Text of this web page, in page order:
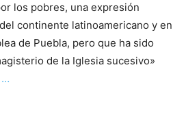
los pobres, una expresión
continente latinoamericano y en
de Puebla, pero que ha sido
de la Iglesia sucesivo»
…